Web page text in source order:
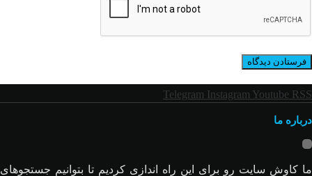
Telegram Instagram Youtube RSS
درباره ما
ما کاوش سایت رو برای این راه اندازی کردیم تا بتوانیم جستجوهای